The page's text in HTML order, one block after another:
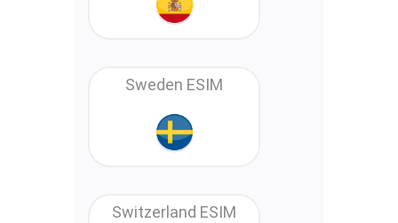
Sweden ESIM
Switzerland ESIM